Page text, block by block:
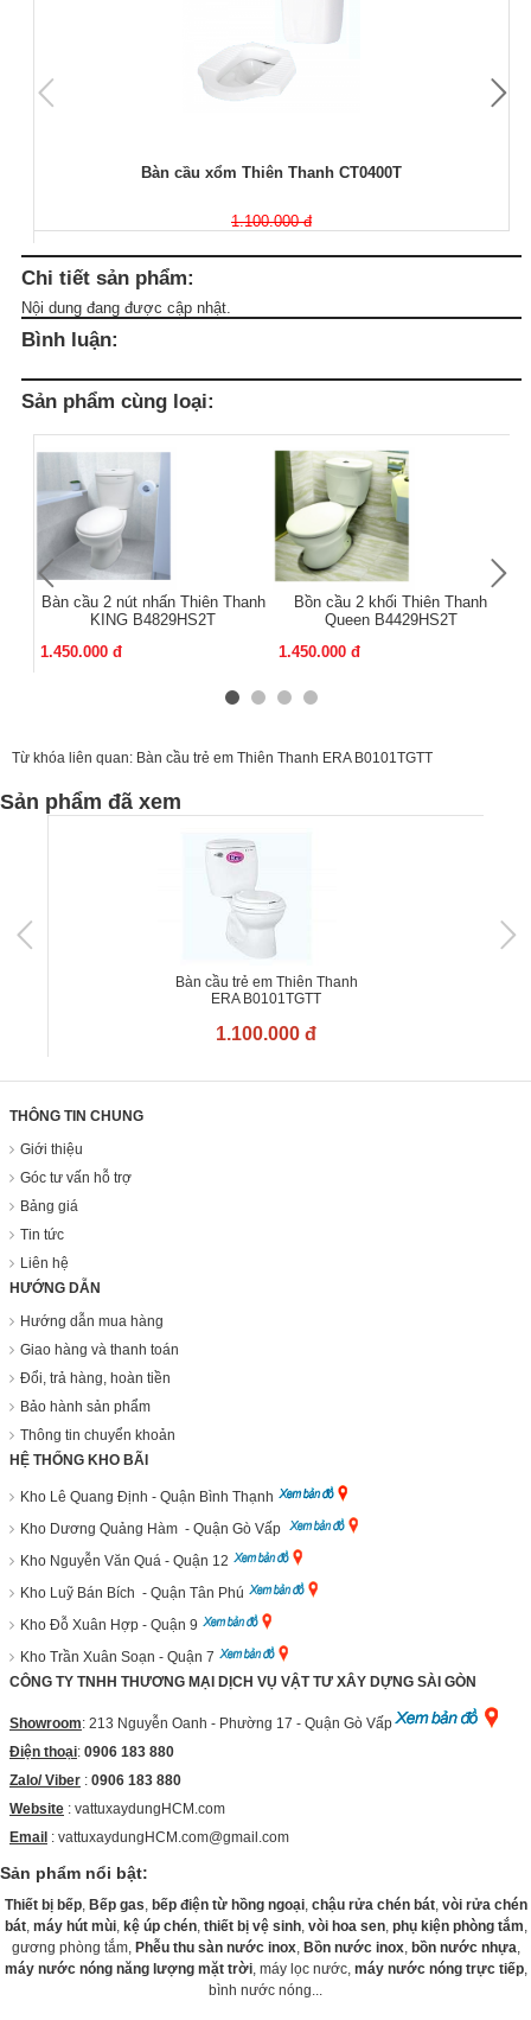
Bàn cầu xổm Thiên Thanh CT0400T
1.100.000 đ
Chi tiết sản phẩm:
Nội dung đang được cập nhật.
Bình luận:
Sản phẩm cùng loại:
Bàn cầu 2 nút nhấn Thiên Thanh
KING B4829HS2T
1.450.000 đ
Bồn cầu 2 khối Thiên Thanh
Queen B4429HS2T
1.450.000 đ
Từ khóa liên quan: Bàn cầu trẻ em Thiên Thanh ERA B0101TGTT
Sản phẩm đã xem
Bàn cầu trẻ em Thiên Thanh
ERA B0101TGTT
1.100.000 đ
THÔNG TIN CHUNG
Giới thiệu
Góc tư vấn hỗ trợ
Bảng giá
Tin tức
Liên hệ
HƯỚNG DẪN
Hướng dẫn mua hàng
Giao hàng và thanh toán
Đổi, trả hàng, hoàn tiền
Bảo hành sản phẩm
Thông tin chuyển khoản
HỆ THỐNG KHO BÃI
Kho Lê Quang Định - Quận Bình Thạnh
Kho Dương Quảng Hàm - Quận Gò Vấp
Kho Nguyễn Văn Quá - Quận 12
Kho Luỹ Bán Bích - Quận Tân Phú
Kho Đỗ Xuân Hợp - Quận 9
Kho Trần Xuân Soạn - Quận 7
CÔNG TY TNHH THƯƠNG MẠI DỊCH VỤ VẬT TƯ XÂY DỰNG SÀI GÒN
Showroom: 213 Nguyễn Oanh - Phường 17 - Quận Gò Vấp
Điện thoại: 0906 183 880
Zalo/ Viber : 0906 183 880
Website : vattuxaydungHCM.com
Email : vattuxaydungHCM.com@gmail.com
Sản phẩm nổi bật:
Thiết bị bếp, Bếp gas bếp điện từ hồng ngoại, chậu rửa chén bát, vòi rửa chén
bát, máy hút mùi, kệ úp chén, thiết bị vệ sinh, vòi hoa sen, phụ kiện phòng tắm
gương phòng tắm, Phễu thu sàn nước inox, Bồn nước inox, bồn nước nhựa
máy nước nóng năng lượng mặt trời, máy lọc nước, máy nước nóng trực tiếp,
bình nước nóng...